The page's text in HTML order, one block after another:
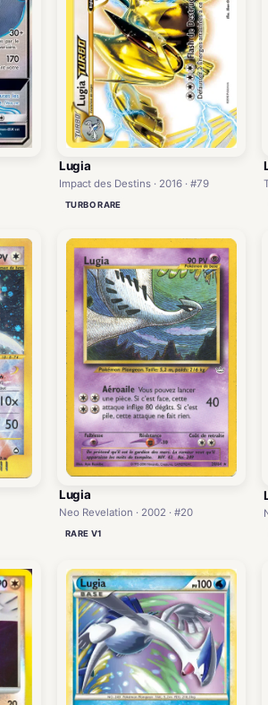
Lugia
Impact des Destins · 2016 · #79
TURBO RARE
Lugia
Neo Revelation · 2002 · #20
RARE V1